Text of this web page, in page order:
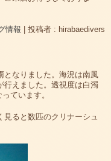
情報 投稿者 : hirabaedivers
となりました。海況は南風
行えました。透視度は白濁
ています。
ると数匹のクリナーシュ